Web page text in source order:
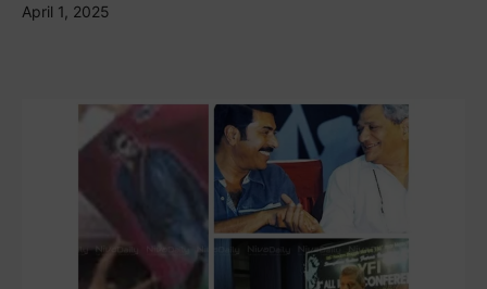
April 1, 2025